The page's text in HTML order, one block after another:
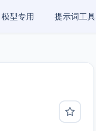
模型专用 提示词工具